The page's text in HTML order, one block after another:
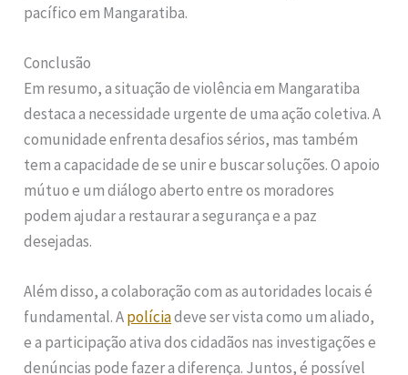
pacífico em Mangaratiba.
Conclusão
Em resumo, a situação de violência em Mangaratiba
destaca a necessidade urgente de uma ação coletiva. A
comunidade enfrenta desafios sérios, mas também
tem a capacidade de se unir e buscar soluções. O apoio
mútuo e um diálogo aberto entre os moradores
podem ajudar a restaurar a segurança e a paz
desejadas.
Além disso, a colaboração com as autoridades locais é
fundamental. Apolíciadeve ser vista como um aliado,
e a participação ativa dos cidadãos nas investigações e
denúncias pode fazer a diferença. Juntos, é possível